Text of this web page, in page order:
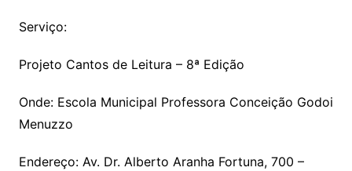
Serviço:
Projeto Cantos de Leitura – 8ª Edição
Onde: Escola Municipal Professora Conceição Godoi
Menuzzo
Endereço: Av. Dr. Alberto Aranha Fortuna, 700 –